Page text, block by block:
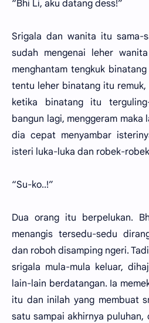
“Bhi Li, aku datang dess!”
Srigala dan wanita itu sama-
sudah mengenai leher
menghantam tengkuk
tentu leher binatang itu
ketika binatang itu
bangun lagi, menggeram
dia cepat menyambar
isteri luka-luka dan robek-
“Su-ko..!”
Dua orang itu berpelukan.
menangis tersedu-sedu
dan roboh disamping ngeri.
srigala mula-mula keluar,
lain-lain berdatangan. Ia
itu dan inilah yang membuat
satu sampai akhirnya puluhan,